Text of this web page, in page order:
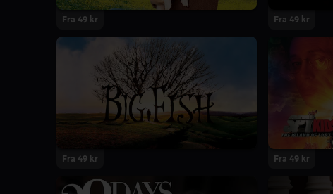
Fra 49 kr Fra 49 kr
Fra 49 kr Fra 49 kr